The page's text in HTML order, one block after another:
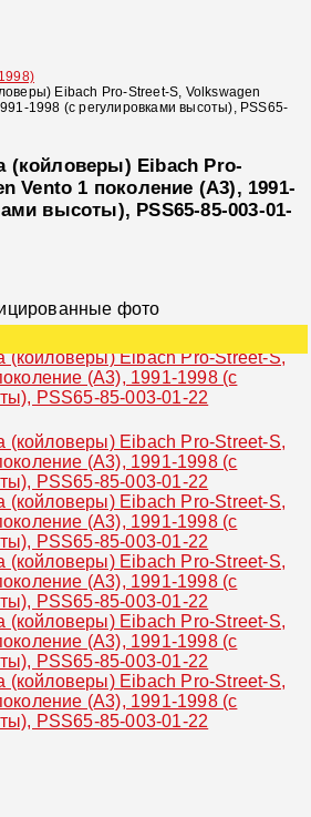
Eibach Pro-Street-S, Volkswagen
1998 (с регулировками высоты), PSS65-
(койловеры) Eibach Pro-
Vento 1 поколение (A3), 1991-
высоты), PSS65-85-003-01-
фото